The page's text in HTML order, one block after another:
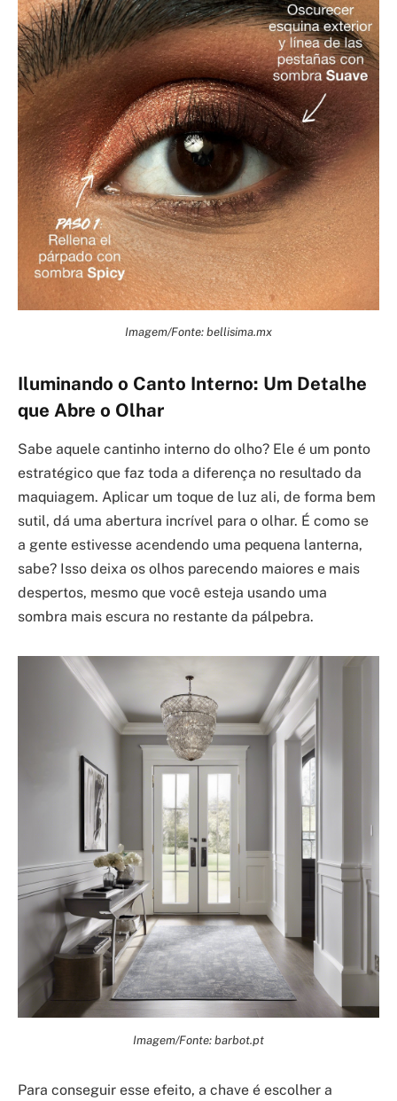
Imagem/Fonte: bellisima.mx
Iluminando o Canto Interno: Um Detalhe
que Abre o Olhar
Sabe aquele cantinho interno do olho? Ele é um ponto
estratégico que faz toda a diferença no resultado da
maquiagem. Aplicar um toque de luz ali, de forma bem
sutil, dá uma abertura incrível para o olhar. É como se
a gente estivesse acendendo uma pequena lanterna,
sabe? Isso deixa os olhos parecendo maiores e mais
despertos, mesmo que você esteja usando uma
sombra mais escura no restante da pálpebra.
Imagem/Fonte: barbot.pt
Para conseguir esse efeito, a chave é escolher a